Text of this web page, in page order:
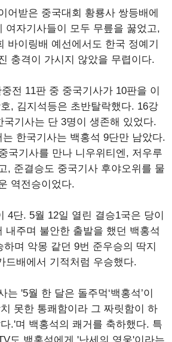
어받은 중국대회 황룡사 쌍등배에
여자기사들이 모두 무릎을 꿇었고,
바이링배 예선에서도 한국 정예기
충격이 가시지 않았을 무렵이다.
전 11판 중 중국기사가 10판을 이
, 김지석등은 초반탈락했다. 16강
국기사는 단 3명이 생존해 있었다.
한국기사는 백홍석 9단만 남았다.
국기사를 만나 니우위티엔, 저우루
, 준결승도 중국기사 후야오위를 물
역전승이었다.
4단. 5월 12일 열린 결승1국은 당이
내주며 불안한 출발을 했던 백홍석
하며 악몽 같던 9번 준우승의 딱지
드배에서 기적처럼 우승했다.
는 '5월 한 달은 돌주먹‘백홍석’이
못한 통쾌함이라 그 짜릿함이 하
.'며 백홍석의 쾌거를 축하했다. 특